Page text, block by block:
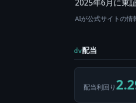
2025年6月に東
AIが公式サイトの情
dv配当
配当利回り